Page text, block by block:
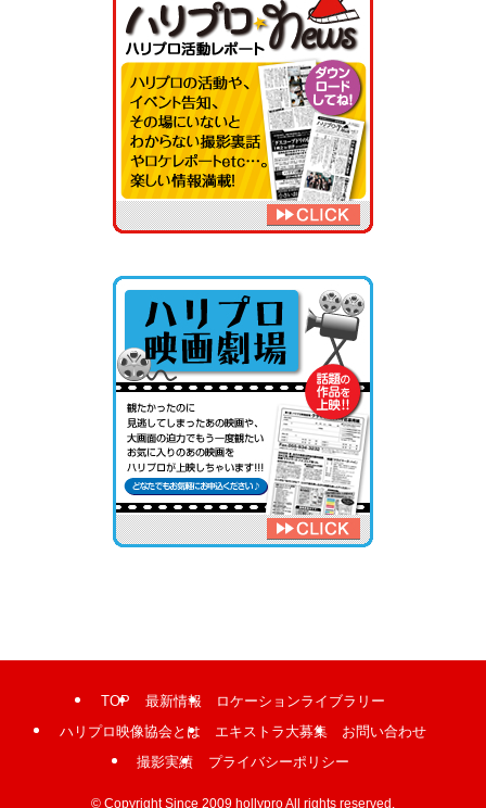
TOP 最新情報
ロケーションライブラリー
ハリプロ映像協会とは
エキストラ大募集
お問い合わせ
撮影実績
プライバシーポリシー
© Copyright Since 2009 hollypro All rights reserved.